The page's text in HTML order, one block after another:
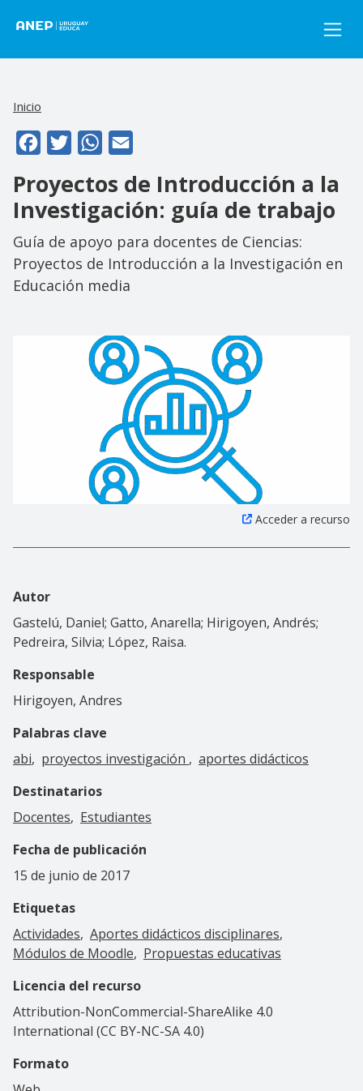
Inicio
FacebookTwitterWhatsApp
Proyectos de Introducción a la
Investigación: guía de trabajo
Guía de apoyo para docentes de Ciencias:
Proyectos de Introducción a la Investigación en
Educación media
Acceder a recurso
Autor
Gastelú, Daniel; Gatto, Anarella; Hirigoyen, Andrés;
Pedreira, Silvia; López, Raisa.
Responsable
Hirigoyen, Andres
Palabras clave
abi
proyectos investigación
aportes didácticos
Destinatarios
Docentes
Estudiantes
Fecha de publicación
15 de junio de 2017
Etiquetas
Actividades Aportes didácticos disciplinares
Módulos de Moodle
Propuestas educativas
Licencia del recurso
Attribution-NonCommercial-ShareAlike 4.0
International (CC BY-NC-SA 4.0)
Formato